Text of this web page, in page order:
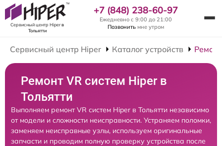
Сервисный центр Hiperв
Тольятти
+7 (848) 238-60-97
Ежедневно с 9:00 до 21:00
Позвонить мне утром
Сервисный центр Hiper Каталог устройств
Ремонт VR систем Hiper в
Тольятти
Выполняем ремонт VR систем Hiper в Тольятти независимо
от модели и сложности неисправности. Устраняем поломки,
заменяем неисправные узлы, используем оригинальные
запчасти и проводим полную проверку устройства после